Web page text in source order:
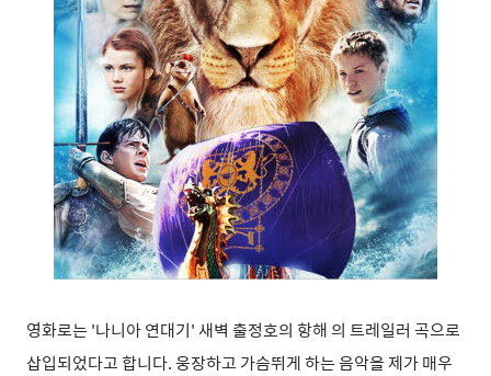
영화로는 '나니아 연대기'새벽 출정호의 항해 의 트레일러 곡으로
삽입되었다고 합니다. 웅장하고 가슴뛰게 하는 음악을 제가 매우